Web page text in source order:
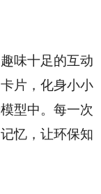
味十足的互动
片，化身小小
型中。每一次
忆，让环保知